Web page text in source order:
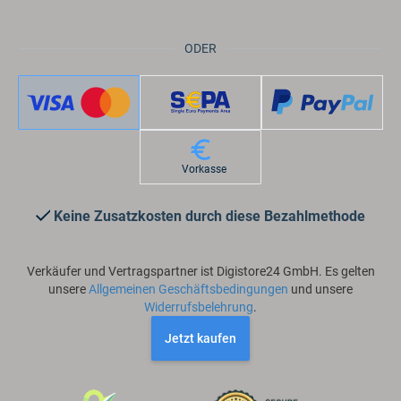
ODER
Vorkasse
Keine Zusatzkosten durch diese Bezahlmethode
Verkäufer und Vertragspartner ist Digistore24 GmbH. Es gelten
unsereAllgemeinen Geschäftsbedingungen und unsere
Widerrufsbelehrung.
Jetzt kaufen